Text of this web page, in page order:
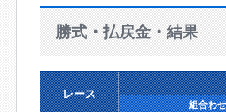
勝式・払戻金・結果
レース
組合わせ